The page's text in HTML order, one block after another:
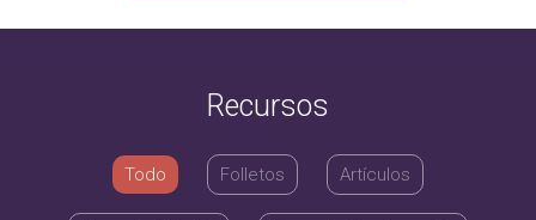
Recursos
Todo Folletos Artículos